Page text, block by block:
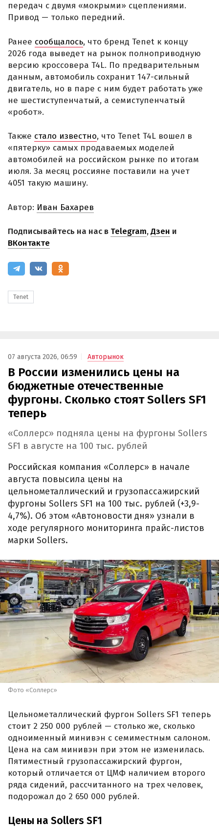
передач с двумя «мокрыми» сцеплениями.
Привод — только передний.
Ранее сообщалось, что бренд Tenet к концу
2026 года выведет на рынок полноприводную
версию кроссовера T4L. По предварительным
данным, автомобиль сохранит 147-сильный
двигатель, но в паре с ним будет работать уже
не шестиступенчатый, а семиступенчатый
«робот».
Также стало известно, что Tenet T4L вошел в
«пятерку» самых продаваемых моделей
автомобилей на российском рынке по итогам
июля. За месяц россияне поставили на учет
4051 такую машину.
Автор: Иван Бахарев
Подписывайтесь на нас в Telegram,Дзен и
ВКонтакте
Tenet
07 августа 2026, 06:59 Авторынок
В России изменились цены на
бюджетные отечественные
фургоны. Сколько стоят Sollers SF1
теперь
«Соллерс» подняла цены на фургоны Sollers
SF1 в августе на 100 тыс. рублей
Российская компания «Соллерс» в начале
августа повысила цены на
цельнометаллический и грузопассажирский
фургоны Sollers SF1 на 100 тыс. рублей (+3,9-
4,7%). Об этом «Автоновости дня» узнали в
ходе регулярного мониторинга прайс-листов
марки Sollers.
Фото «Соллерс»
Цельнометаллический фургон Sollers SF1 теперь
стоит 2 250 000 рублей — столько же, сколько
одноименный минивэн с семиместным салоном.
Цена на сам минивэн при этом не изменилась.
Пятиместный грузопассажирский фургон,
который отличается от ЦМФ наличием второго
ряда сидений, рассчитанного на трех человек,
подорожал до 2 650 000 рублей.
Цены на Sollers SF1